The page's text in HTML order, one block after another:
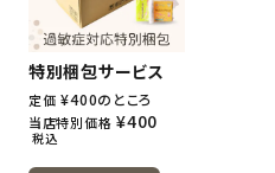
特別梱包サービス
定価 ¥400のところ
当店特別価格 ¥400
税込